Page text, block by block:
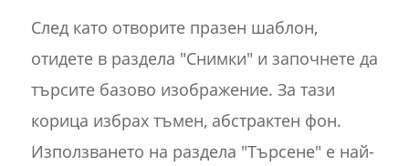
След като отворите празен шаблон,
отидете в раздела "Снимки" и започнете да
търсите базово изображение. За тази
корица избрах тъмен, абстрактен фон.
Използването на раздела "Търсене" е най-